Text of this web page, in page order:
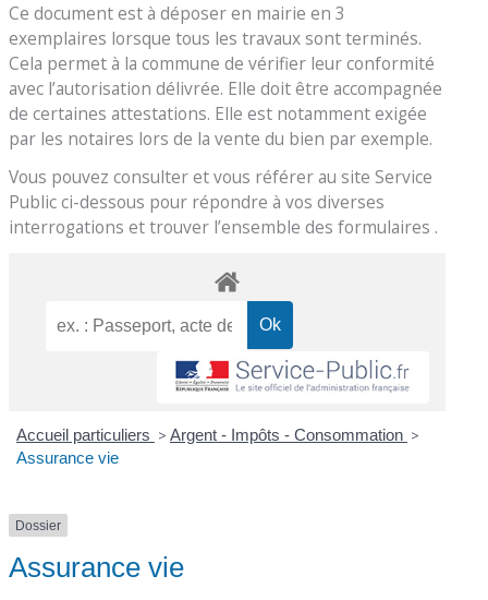
Ce document est à déposer en mairie en 3
exemplaires lorsque tous les travaux sont terminés.
Cela permet à la commune de vérifier leur conformité
avec l’autorisation délivrée. Elle doit être accompagnée
de certaines attestations. Elle est notamment exigée
par les notaires lors de la vente du bien par exemple.
Vous pouvez consulter et vous référer au site Service
Public ci-dessous pour répondre à vos diverses
interrogations et trouver l’ensemble des formulaires .
Accueil particuliers > Argent - Impôts - Consommation >
Assurance vie
Dossier
Assurance vie